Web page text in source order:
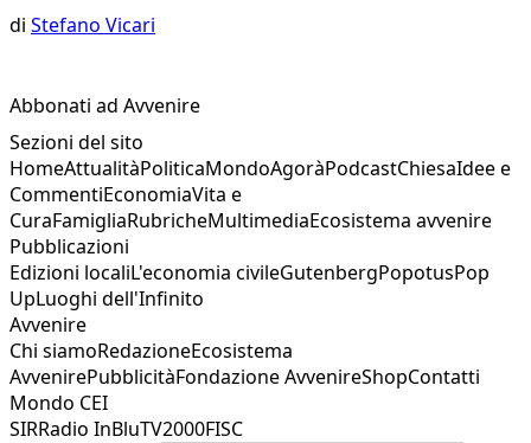
di Stefano Vicari
Abbonati ad Avvenire
Sezioni del sito
HomeAttualitàPoliticaMondoAgoràPodcastChiesaIdee e
CommentiEconomiaVita e
CuraFamigliaRubricheMultimediaEcosistema avvenire
Pubblicazioni
Edizioni localiL'economia civileGutenbergPopotusPop
UpLuoghi dell'Infinito
Avvenire
Chi siamoRedazioneEcosistema
AvvenirePubblicitàFondazione AvvenireShopContatti
Mondo CEI
SIRRadio InBluTV2000FISC